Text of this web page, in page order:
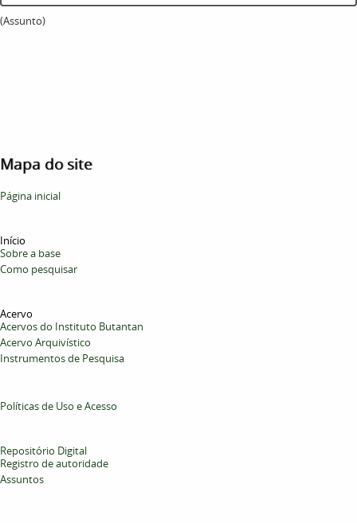
(Assunto)
Mapa do site
Página inicial
Início
Sobre a base
Como pesquisar
Acervo
Acervos do Instituto Butantan
Acervo Arquivístico
Instrumentos de Pesquisa
Políticas de Uso e Acesso
Repositório Digital
Registro de autoridade
Assuntos